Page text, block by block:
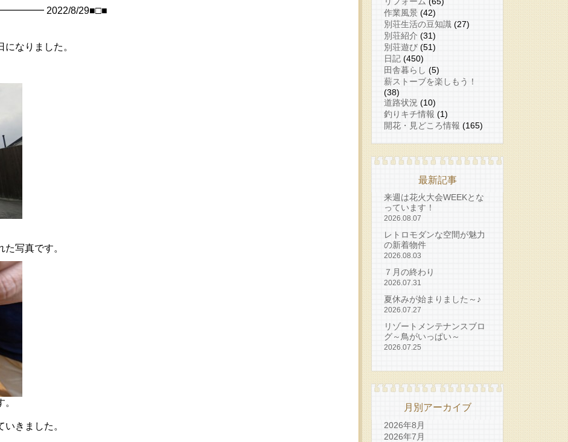
2022/8/29■□■
なりました。
写真です。
きました。
作業風景 (42)
別荘生活の豆知識 (27)
別荘紹介 (31)
別荘遊び (51)
日記 (450)
田舎暮らし (5)
薪ストーブを楽しもう！
(38)
道路状況 (10)
釣りキチ情報 (1)
開花・見どころ情報 (165)
最新記事
来週は花火大会WEEKとな
っています！
2026.08.07
レトロモダンな空間が魅力
の新着物件
2026.08.03
７月の終わり
2026.07.31
夏休みが始まりました～♪
2026.07.27
リゾートメンテナンスブロ
グ～鳥がいっぱい～
2026.07.25
月別アーカイブ
2026年8月
2026年7月